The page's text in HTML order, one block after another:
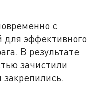
с
для эффективного
В результате
зачистили